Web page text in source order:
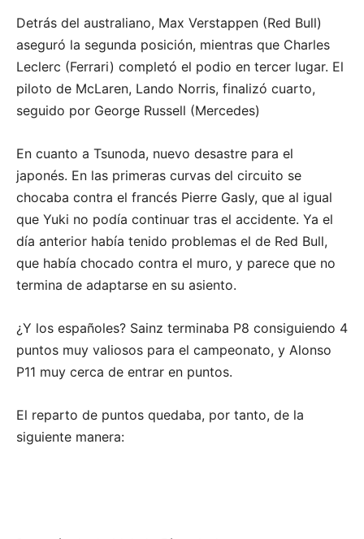
Detrás del australiano, Max Verstappen (Red Bull)
aseguró la segunda posición, mientras que Charles
Leclerc (Ferrari) completó el podio en tercer lugar. El
piloto de McLaren, Lando Norris, finalizó cuarto,
seguido por George Russell (Mercedes)
En cuanto a Tsunoda, nuevo desastre para el
japonés. En las primeras curvas del circuito se
chocaba contra el francés Pierre Gasly, que al igual
que Yuki no podía continuar tras el accidente. Ya el
día anterior había tenido problemas el de Red Bull,
que había chocado contra el muro, y parece que no
termina de adaptarse en su asiento.
¿Y los españoles? Sainz terminaba P8 consiguiendo 4
puntos muy valiosos para el campeonato, y Alonso
P11 muy cerca de entrar en puntos.
El reparto de puntos quedaba, por tanto, de la
siguiente manera: